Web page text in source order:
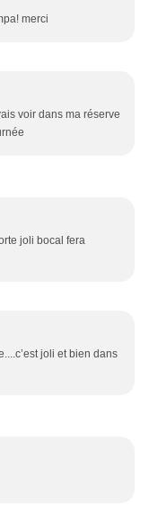
merci
voir dans ma réserve
joli bocal fera
joli et bien dans